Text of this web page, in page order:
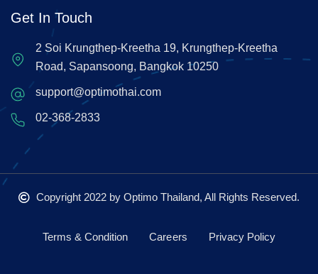
Get In Touch
2 Soi Krungthep-Kreetha 19, Krungthep-Kreetha
Road, Sapansoong, Bangkok 10250
support@optimothai.com
02-368-2833
Copyright 2022 by Optimo Thailand, All Rights Reserved.
Terms & Condition Careers Privacy Policy